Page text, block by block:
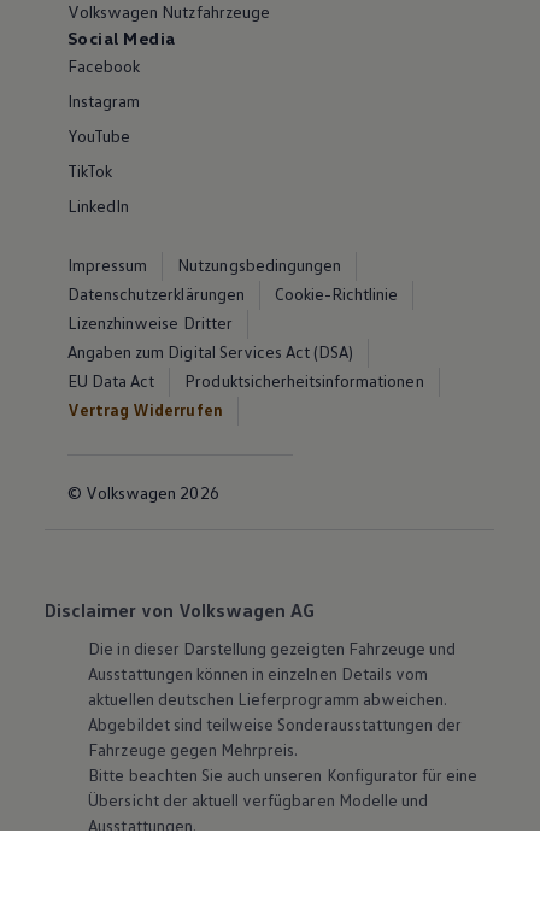
Volkswagen Nutzfahrzeuge
Social Media
Facebook
Instagram
YouTube
TikTok
LinkedIn
Impressum
Nutzungsbedingungen
Datenschutzerklärungen
Cookie-Richtlinie
Lizenzhinweise Dritter
Angaben zum Digital Services Act (DSA)
EU Data Act
Produktsicherheitsinformationen
Vertrag Widerrufen
© Volkswagen 2026
Disclaimer von Volkswagen AG
Die in dieser Darstellung gezeigten Fahrzeuge und
Ausstattungen können in einzelnen Details vom
aktuellen deutschen Lieferprogramm abweichen.
Abgebildet sind teilweise Sonderausstattungen der
Fahrzeuge gegen Mehrpreis.
Bitte beachten Sie auch unseren Konfigurator für eine
Übersicht der aktuell verfügbaren Modelle und
Ausstattungen.